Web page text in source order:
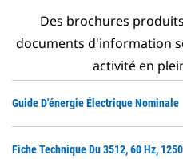
Des brochures
documents d'information
activité en
Guide D'énergie Électrique Nominale
Fiche Technique Du 3512, 60 Hz,